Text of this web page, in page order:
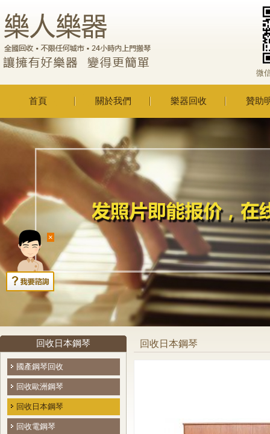
微
首頁 關於我們 樂器回收 贊助
回收日本鋼琴
國產鋼琴回收
回收歐洲鋼琴
回收日本鋼琴
回收電鋼琴
回收日本鋼琴
×